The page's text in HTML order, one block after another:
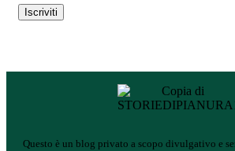
Questo è un blog privato a scopo divulgativo e